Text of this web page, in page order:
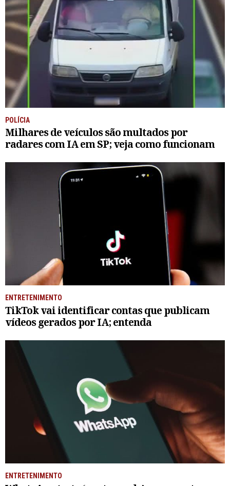
POLÍCIA
Milhares de veículos são multados por
radares com IA em SP; veja como funcionam
ENTRETENIMENTO
TikTok vai identificar contas que publicam
vídeos gerados por IA; entenda
ENTRETENIMENTO